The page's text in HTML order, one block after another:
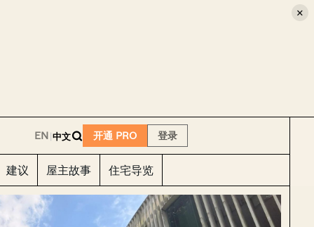
×
EN|中文 开通 PRO 登录
建议 屋主故事 住宅导览